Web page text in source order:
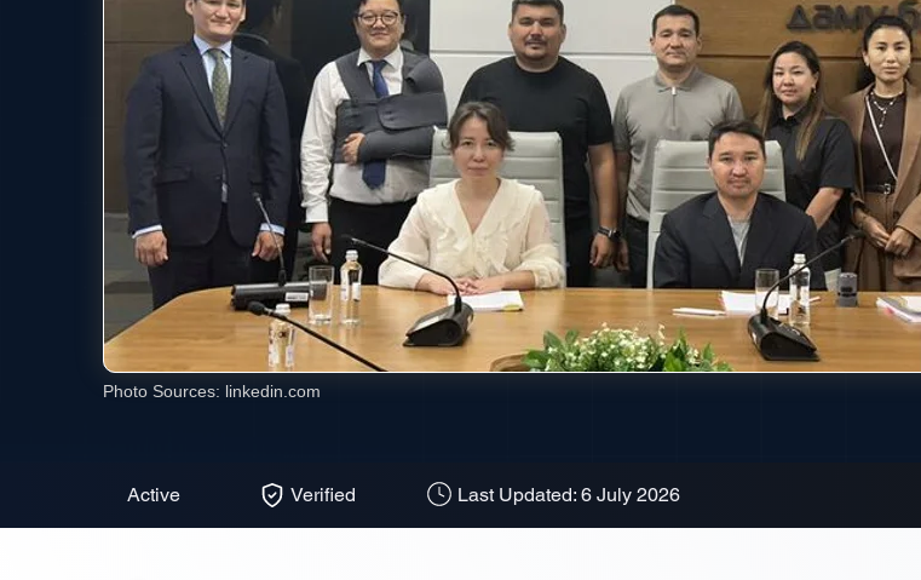
Photo Sources: linkedin.com
Active Verified Last Updated: 6 July 2026